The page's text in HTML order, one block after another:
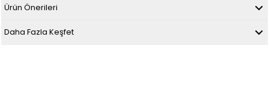
Ürün Önerileri
Daha Fazla Keşfet